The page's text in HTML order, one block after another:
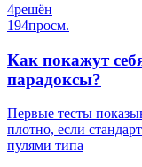
4решён
194просм.
Как покажут
парадоксы?
Первые тесты
плотно, если
пулями типа